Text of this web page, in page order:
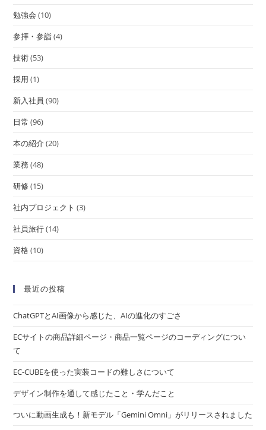
勉強会 (10)
参拝・参詣(4)
技術(53)
採用 (1)
新入社員 (90)
日常 (96)
本の紹介(20)
業務(48)
研修(15)
社内プロジェクト (3)
社員旅行(14)
資格(10)
最近の投稿
ChatGPTとAI画像から感じた、AIの進化のすごさ
ECサイトの商品詳細ページ・商品一覧ページのコーディングについ
て
EC-CUBEを使った実装コードの難しさについて
デザイン制作を通して感じたこと・学んだこと
ついに動画生成も！新モデル「Gemini Omni」がリリースされました